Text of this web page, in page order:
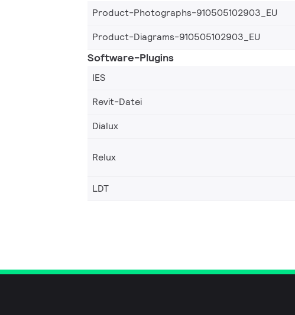
Product-Photographs-910505102903_EU
Product-Diagrams-910505102903_EU
Software-Plugins
IES
Revit-Datei
Dialux
Relux
LDT